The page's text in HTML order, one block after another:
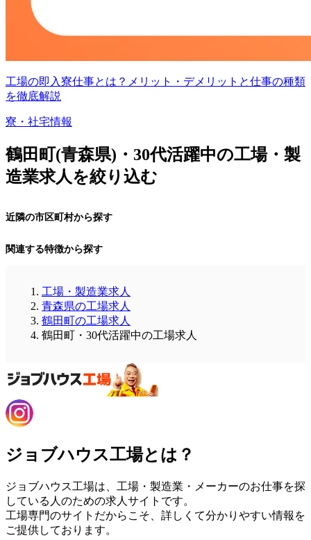
工場の即入寮仕事とは？メリット・デメリットと仕事の種類
を徹底解説
寮・社宅情報
鶴田町(青森県)・30代活躍中の工場・製
造業求人を絞り込む
近隣の市区町村から探す
関連する特徴から探す
工場・製造業求人
青森県の工場求人
鶴田町の工場求人
鶴田町・30代活躍中の工場求人
ジョブハウス工場とは？
ジョブハウス工場は、工場・製造業・メーカーのお仕事を探
している人のための求人サイトです。
工場専門のサイトだからこそ、詳しくて分かりやすい情報を
ご提供しております。